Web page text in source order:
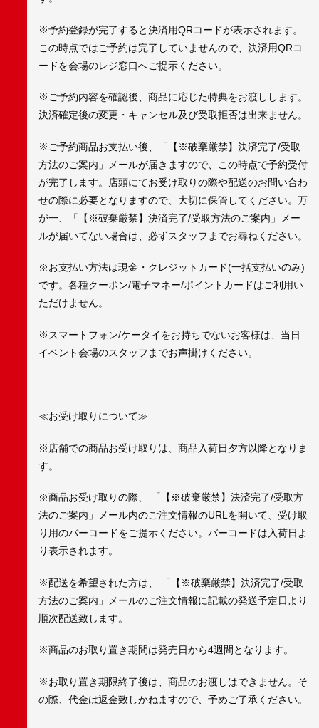
※予約登録が完了すると決済用QRコードが表示されます。
この時点ではご予約は完了していませんので、決済用QRコ
ードを会場のレジ窓口へご提示ください。
※ご予約内容を確認後、商品に応じた特典をお渡しします。
決済確定後の変更・キャンセル及び受取拒否は出来ません。
※ご予約商品お支払い後、「【※破棄厳禁】決済完了/受取
方法のご案内」メールが届きますので、この時点で予約受付
が完了します。店頭にてお受け取りの際や配送のお問い合わ
せの際に必要となりますので、大切に保管してください。万
が一、「【※破棄厳禁】決済完了/受取方法のご案内」メー
ルが届いてない場合は、必ずスタッフまでお尋ねください。
※お支払い方法は現金・クレジットカード(一括支払いのみ)
です。各種クーポン/電子マネー/ポイントカードはご利用い
ただけません。
※スマートフォン/ケータイをお持ちでないお客様は、当日
イベント会場のスタッフまでお声掛けください。
≪お受け取りについて≫
※店舗での商品お受け取りは、商品入荷日夕方以降となりま
す。
※商品お受け取りの際、 「【※破棄厳禁】決済完了/受取方
法のご案内」メール内のご注文情報のURLを開いて、受け取
り用のバーコードをご提示ください。バーコードは入荷日よ
り表示されます。
※配送を希望された方は、 「【※破棄厳禁】決済完了/受取
方法のご案内」メールのご注文情報に記載の発送予定日より
順次配送致します。
※商品のお取り置き期間は発売日から4週間となります。
※お取り置き期限終了後は、商品のお渡しはできません。そ
の際、代金は返金致しかねますので、予めご了承ください。